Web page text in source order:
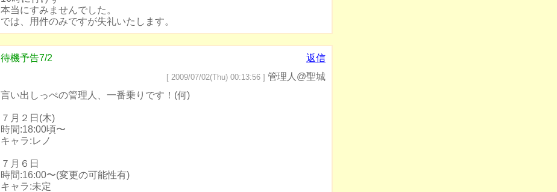
本当にすみませんでした。
では、用件のみですが失礼いたします。
待機予告7/2 返信
[ 2009/07/02(Thu) 00:13:56 ] 管理人@聖城
言い出しっぺの管理人、一番乗りです！(何)
７月２日(木)
時間:18:00頃〜
キャラ:レノ
７月６日
時間:16:00〜(変更の可能性有)
キャラ:未定